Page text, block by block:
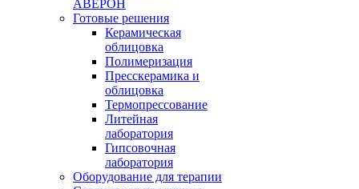
АВЕРОН
Готовые решения
Керамическая
облицовка
Полимеризация
Пресскерамика и
облицовка
Термопрессование
Литейная
лаборатория
Гипсовочная
лаборатория
Оборудование для терапии